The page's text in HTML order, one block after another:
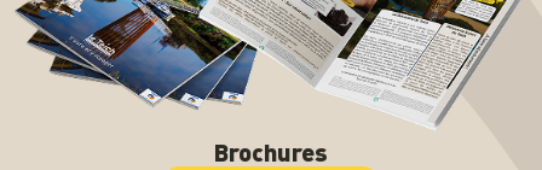
Brochures